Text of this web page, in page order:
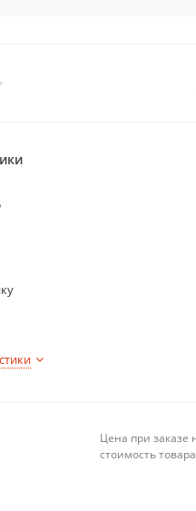
Цена при заказе
стоимость